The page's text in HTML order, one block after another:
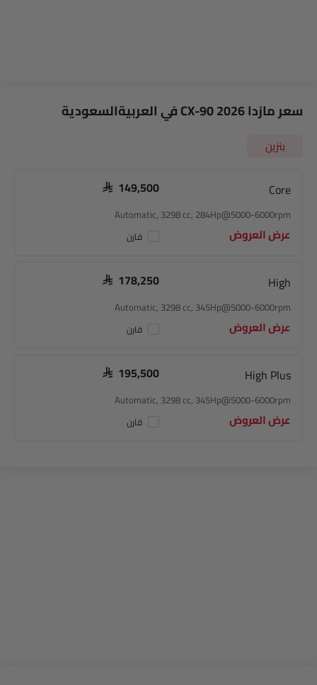
سعر مازدا CX-90 2026 في العربيةالسعودية
بنزين
Core
SAR 149,500
Automatic, 3298 cc, 284Hp@5000-6000rpm
عرض العروض قارن
High
SAR 178,250
Automatic, 3298 cc, 345Hp@5000-6000rpm
عرض العروض قارن
High Plus
SAR 195,500
Automatic, 3298 cc, 345Hp@5000-6000rpm
عرض العروض قارن